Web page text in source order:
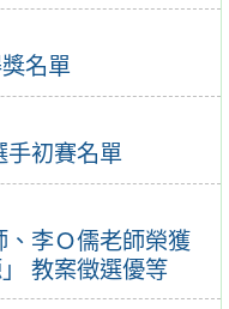
名單
手初賽名單
李Ｏ儒老師榮獲
教案徵選優等